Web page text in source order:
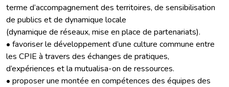
terme d’accompagnement des territoires, de sensibilisation
de publics et de dynamique locale
(dynamique de réseaux, mise en place de partenariats).
• favoriser le développement d’une culture commune entre
les CPIE à travers des échanges de pratiques,
d’expériences et la mutualisa-on de ressources.
• proposer une montée en compétences des équipes des